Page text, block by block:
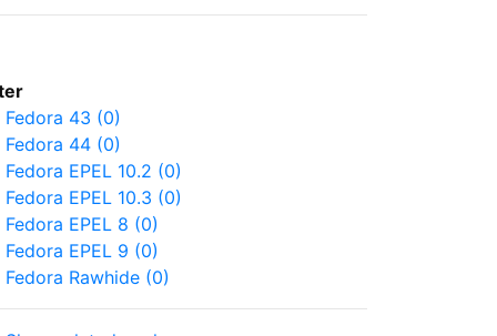
Fedora 43 (0)
Fedora 44 (0)
Fedora EPEL 10.2 (0)
Fedora EPEL 10.3 (0)
Fedora EPEL 8 (0)
Fedora EPEL 9 (0)
Fedora Rawhide (0)